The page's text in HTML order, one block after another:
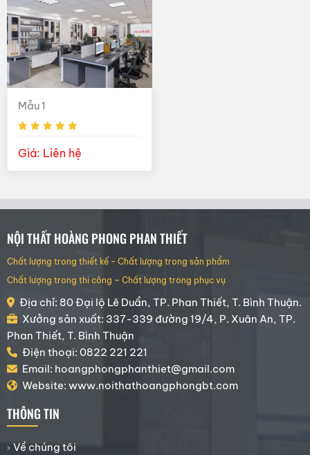
Mẫu 1
Giá: Liên hệ
NỘI THẤT HOÀNG PHONG PHAN THIẾT
Chất lượng trong thiết kế - Chất lượng trong sản phẩm
Chất lượng trong thi công – Chất lượng trong phục vụ
Địa chỉ: 80 Đại lộ Lê Duẩn, TP. Phan Thiết, T. Bình Thuận.
Xưởng sản xuất: 337-339 đường 19/4, P. Xuân An, TP.
Phan Thiết, T. Bình Thuận
Điện thoại: 0822 221 221
Email: hoangphongphanthiet@gmail.com
Website: www.noithathoangphongbt.com
THÔNG TIN
Về chúng tôi